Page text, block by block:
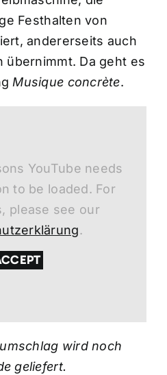
Festhalten von
andererseits auch
übernimmt. Da geht es
Musique concrète.
YouTube needs
to be loaded. For
please see our
.
wird noch
geliefert.